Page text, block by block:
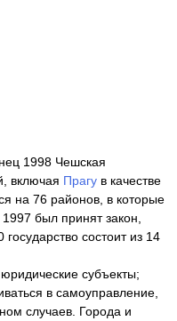
1998 Чешская
включая Прагу в качестве
на 76 районов, в которые
был принят закон,
состоит из 14
субъекты;
в самоуправление,
случаев. Города и